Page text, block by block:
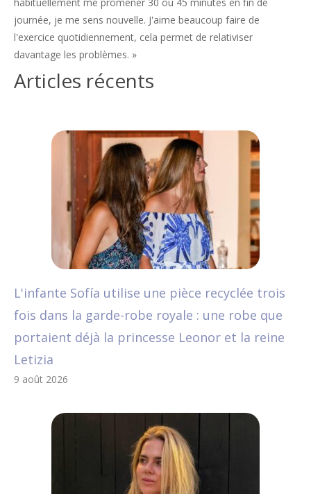
journée, je me sens nouvelle. J'aime beaucoup faire de
l'exercice quotidiennement, cela permet de relativiser
davantage les problèmes. »
Articles récents
L'infante Sofía utilise une pièce recyclée trois
fois dans la garde-robe royale : une robe que
portaient déjà la princesse Leonor et la reine
Letizia
9 août 2026